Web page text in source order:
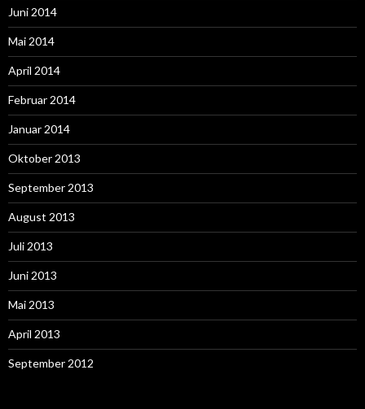
Juni 2014
Mai 2014
April 2014
Februar 2014
Januar 2014
Oktober 2013
September 2013
August 2013
Juli 2013
Juni 2013
Mai 2013
April 2013
September 2012